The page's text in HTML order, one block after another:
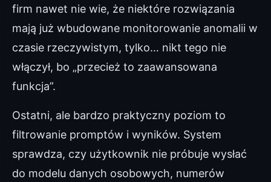
firm nawet nie wie, że niektóre rozwiązania
mają już wbudowane monitorowanie anomalii w
czasie rzeczywistym, tylko… nikt tego nie
włączył, bo „przecież to zaawansowana
funkcja”.
Ostatni, ale bardzo praktyczny poziom to
filtrowanie promptów i wyników. System
sprawdza, czy użytkownik nie próbuje wysłać
do modelu danych osobowych, numerów